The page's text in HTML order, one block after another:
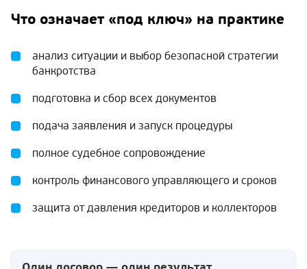
Что означает «под ключ» на практике
анализ ситуации и выбор безопасной стратегии
банкротства
подготовка и сбор всех документов
подача заявления и запуск процедуры
полное судебное сопровождение
контроль финансового управляющего и сроков
защита от давления кредиторов и коллекторов